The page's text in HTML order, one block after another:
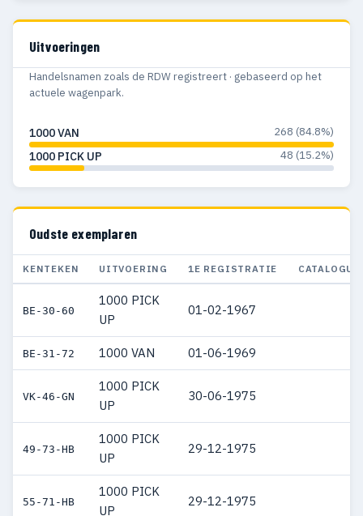
Uitvoeringen
Handelsnamen zoals de RDW registreert · gebaseerd op het
actuele wagenpark.
1000 VAN 268 (84.8%)
1000 PICK UP 48 (15.2%)
Oudste exemplaren
KENTEKEN UITVOERING 1E REGISTRATIE
BE-30-60
1000 PICK
UP
01-02-1967
BE-31-72 1000 VAN 01-06-1969
VK-46-GN
1000 PICK
UP
30-06-1975
49-73-HB
1000 PICK
UP
29-12-1975
55-71-HB
1000 PICK
UP
29-12-1975